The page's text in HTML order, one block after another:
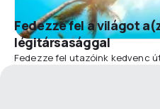
Fedezze fel a világot
légitársasággal
Fedezze fel utazóink kedvenc